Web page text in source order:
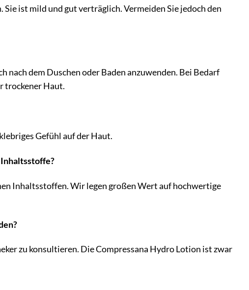
ist mild und gut verträglich. Vermeiden Sie jedoch den
dem Duschen oder Baden anzuwenden. Bei Bedarf
trockener Haut.
Gefühl auf der Haut.
Inhaltsstoffe?
Inhaltsstoffen. Wir legen großen Wert auf hochwertige
zu konsultieren. Die Compressana Hydro Lotion ist zwar